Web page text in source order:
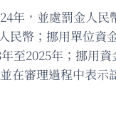
年，並處罰金人民
民幣；挪用單位資
至2025年；挪用
在審理過程中表示